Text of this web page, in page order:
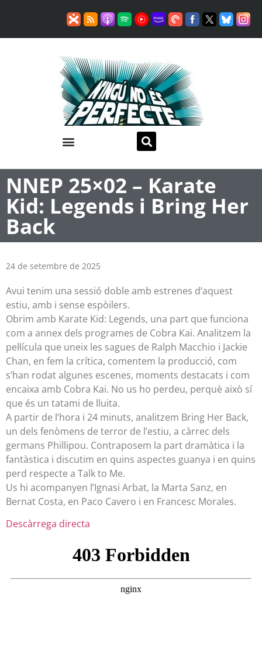
NNEP 25×02 – Karate
Kid: Legends i Bring Her
Back
24 de setembre de 2025
Avui tenim una sessió doble amb estrenes d’aquest
estiu, amb i sense espòilers.
Obrim amb Karate Kid: Legends, una part que funciona
com a annex dels programes de Cobra Kai. Analitzem la
pel·lícula que uneix les sagues de Ralph Macchio i Jackie
Chan, en fem la crítica, comentem la producció, com
s’han rodat algunes escenes, moments destacats i com
encaixa amb Cobra Kai. No us ho perdeu, perquè això sí
que és un tatami de lluita.
A partir de l’hora i 24 minuts, analitzem Bring Her Back,
un dels fenòmens de terror de l’estiu, a càrrec dels
germans Phillipou. Contraposem la part dramàtica i la
fantàstica i discutim en quins aspectes guanya i en quins
perd respecte a Talk to Me.
Us hi acompanyen l’Ignasi Arbat, la Marta Sanz, en
Bernat Costa, en Paco Cavero i en Francesc Morales.
Descàrrega directa